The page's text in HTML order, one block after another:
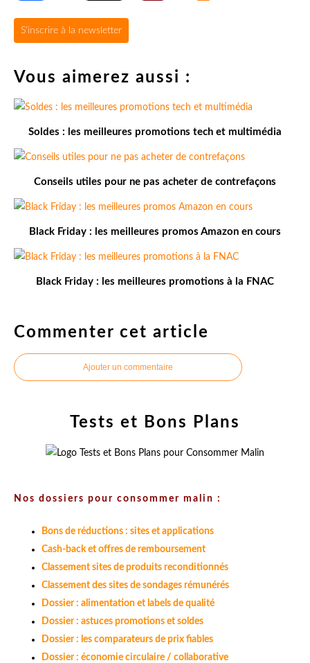
S'inscrire à la newsletter
Vous aimerez aussi :
Soldes : les meilleures promotions tech et multimédia
Conseils utiles pour ne pas acheter de contrefaçons
Black Friday : les meilleures promos Amazon en cours
Black Friday : les meilleures promotions à la FNAC
Commenter cet article
Ajouter un commentaire
Tests et Bons Plans
Nos dossiers pour consommer malin :
Bons de réductions : sites et applications
Cash-back et offres de remboursement
Classement sites de produits reconditionnés
Classement des sites de sondages rémunérés
Dossier : alimentation et labels de qualité
Dossier : astuces promotions et soldes
Dossier : les comparateurs de prix fiables
Dossier : économie circulaire / collaborative